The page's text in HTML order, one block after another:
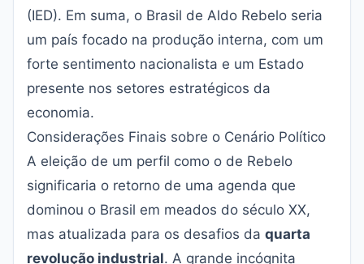
(IED). Em suma, o Brasil de Aldo Rebelo seria
um país focado na produção interna, com um
forte sentimento nacionalista e um Estado
presente nos setores estratégicos da
economia.
Considerações Finais sobre o Cenário Político
A eleição de um perfil como o de Rebelo
significaria o retorno de uma agenda que
dominou o Brasil em meados do século XX,
mas atualizada para os desafios da quarta
revolução industrial. A grande incógnita